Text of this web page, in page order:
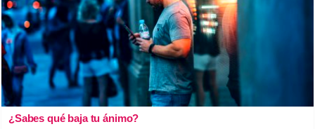
¿Sabes qué baja tu ánimo?